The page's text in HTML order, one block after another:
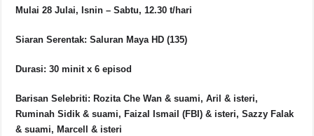
Mulai 28 Julai, Isnin – Sabtu, 12.30 t/hari
Siaran Serentak: Saluran Maya HD (135)
Durasi: 30 minit x 6 episod
Barisan Selebriti: Rozita Che Wan & suami, Aril & isteri,
Ruminah Sidik & suami, Faizal Ismail (FBI) & isteri, Sazzy Falak
& suami, Marcell & isteri